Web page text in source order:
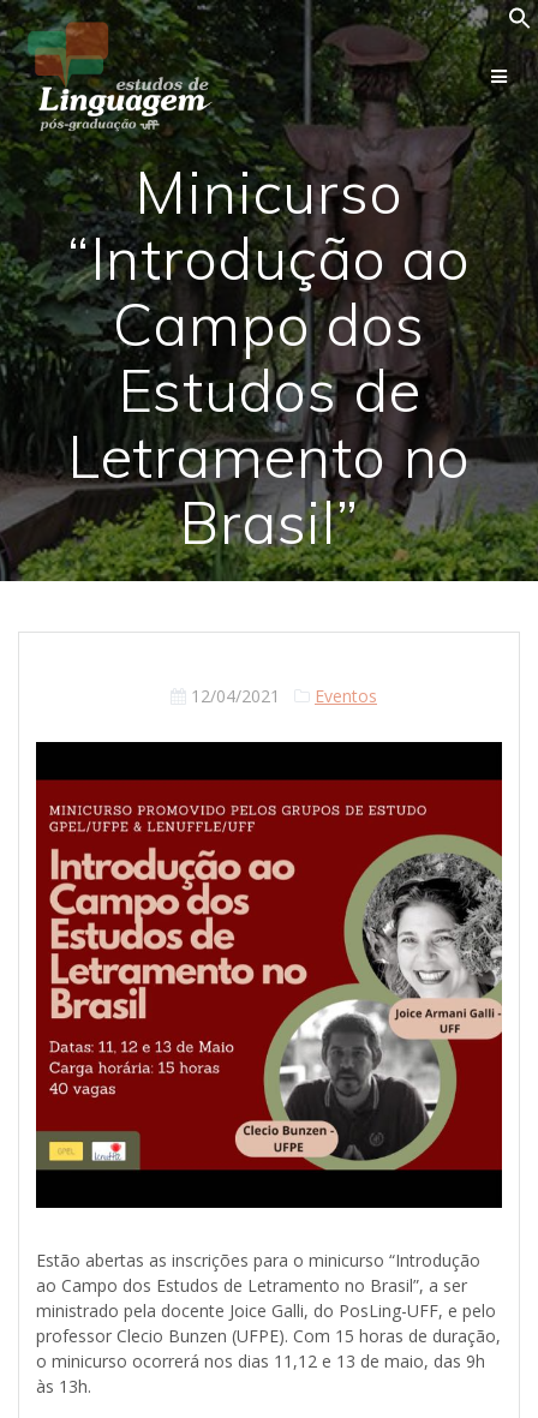
to
content
Minicurso
“Introdução ao
Campo dos
Estudos de
Letramento no
Brasil”
12/04/2021 Eventos
Estão abertas as inscrições para o minicurso “Introdução
ao Campo dos Estudos de Letramento no Brasil”, a ser
ministrado pela docente Joice Galli, do PosLing-UFF, e pelo
professor Clecio Bunzen (UFPE). Com 15 horas de duração,
o minicurso ocorrerá nos dias 11,12 e 13 de maio, das 9h
às 13h.